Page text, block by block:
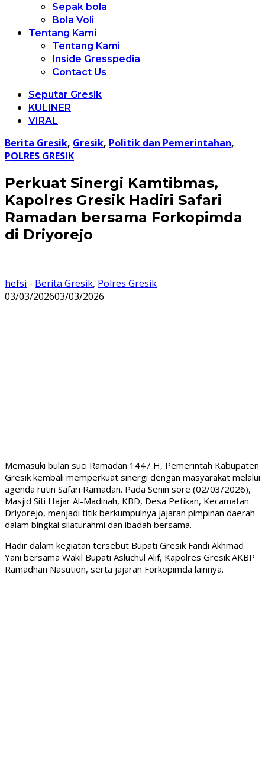
Sepak bola
Bola Voli
Tentang Kami
Tentang Kami
Inside Gresspedia
Contact Us
Seputar Gresik
KULINER
VIRAL
Berita Gresik, Gresik, Politik dan Pemerintahan,
POLRES GRESIK
Perkuat Sinergi Kamtibmas,
Kapolres Gresik Hadiri Safari
Ramadan bersama Forkopimda
di Driyorejo
hefsi - Berita Gresik, Polres Gresik
03/03/202603/03/2026
Memasuki bulan suci Ramadan 1447 H, Pemerintah Kabupaten
Gresik kembali memperkuat sinergi dengan masyarakat melalui
agenda rutin Safari Ramadan. Pada Senin sore (02/03/2026),
Masjid Siti Hajar Al-Madinah, KBD, Desa Petikan, Kecamatan
Driyorejo, menjadi titik berkumpulnya jajaran pimpinan daerah
dalam bingkai silaturahmi dan ibadah bersama.
Hadir dalam kegiatan tersebut Bupati Gresik Fandi Akhmad
Yani bersama Wakil Bupati Asluchul Alif, Kapolres Gresik AKBP
Ramadhan Nasution, serta jajaran Forkopimda lainnya.